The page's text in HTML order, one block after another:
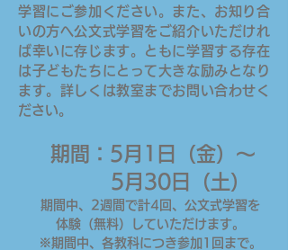
学習にご参加ください。また、お知り合
いの方へ公文式学習をご紹介いただけれ
ば幸いに存じます。ともに学習する存在
は子どもたちにとって大きな励みとなり
ます。詳しくは教室までお問い合わせく
ださい。
期間：5月1 日（金）～
5月30日（土）
期間中、 2週間で計4回 、公文式学習を
体験（無料）していただけます。
※期間中、各教科につき参加1回まで。